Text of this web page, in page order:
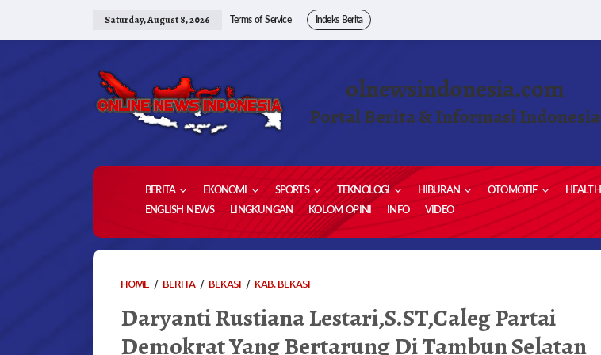
Saturday, August 8, 2026 Terms of Service Indeks Berita
olnewsindonesia.com
Portal Berita & Informasi Indonesia
BERITA EKONOMI SPORTS TEKNOLOGI HIBURAN OTOMOTIF HEALTH
ENGLISH NEWS
LINGKUNGAN KOLOM OPINI INFO VIDEO
HOME / BERITA / BEKASI / KAB. BEKASIDARYANTI
LESTARI,S.ST,CALEG
PARTAI
DEMOKRAT
Daryanti Rustiana Lestari,S.ST,Caleg Partai
Demokrat Yang Bertarung Di Tambun Selatan